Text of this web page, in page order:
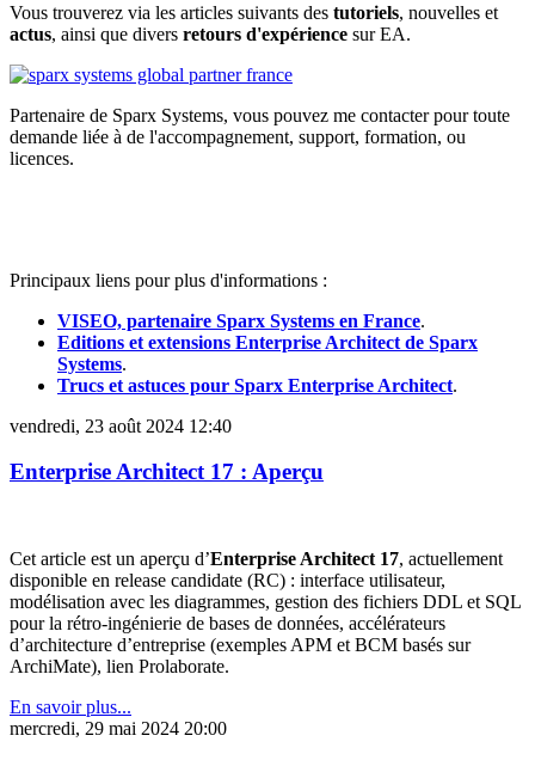
Vous trouverez via les articles suivants des tutoriels, nouvelles et
actus, ainsi que divers retours d'expérience sur EA.
Partenaire de Sparx Systems, vous pouvez me contacter pour toute
demande liée à de l'accompagnement, support, formation, ou
licences.
Principaux liens pour plus d'informations :
VISEO, partenaire Sparx Systems en France.
Editions et extensions Enterprise Architect de Sparx
Systems.
Trucs et astuces pour Sparx Enterprise Architect.
vendredi, 23 août 2024 12:40
Enterprise Architect 17 : Aperçu
Cet article est un aperçu d’Enterprise Architect 17, actuellement
disponible en release candidate (RC) : interface utilisateur,
modélisation avec les diagrammes, gestion des fichiers DDL et SQL
pour la rétro-ingénierie de bases de données, accélérateurs
d’architecture d’entreprise (exemples APM et BCM basés sur
ArchiMate), lien Prolaborate.
En savoir plus...
mercredi, 29 mai 2024 20:00